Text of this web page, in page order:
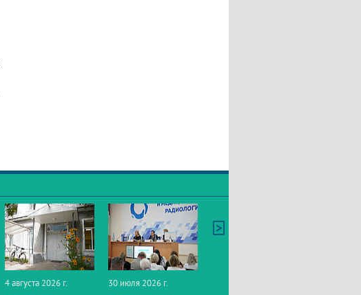
4 августа 2026 г.
30 июля 2026 г.